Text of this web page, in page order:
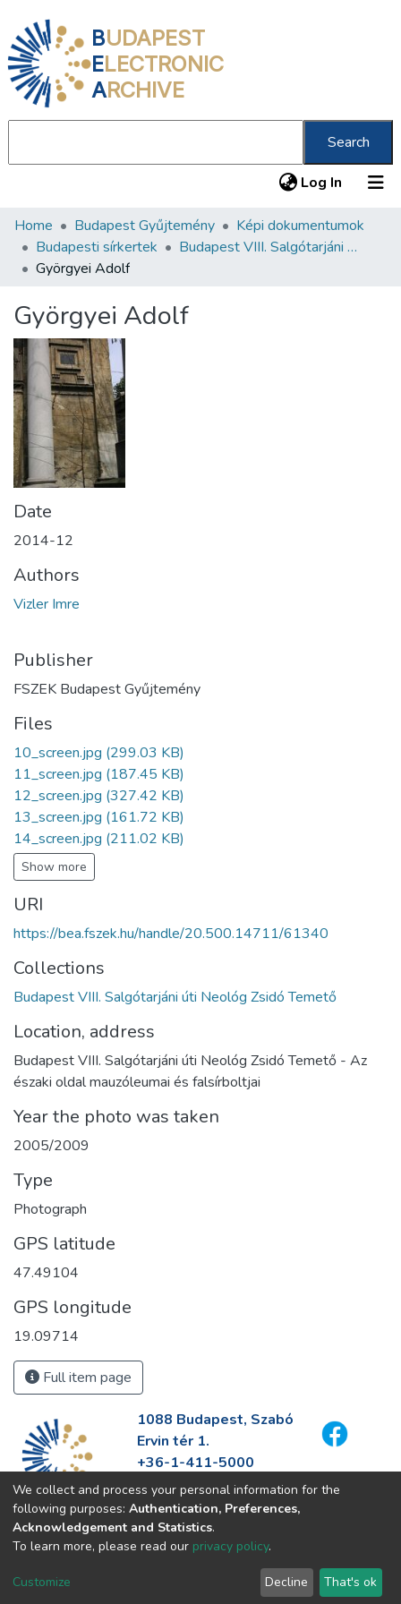
BUDAPEST
ELECTRONIC
ARCHIVE
Search
Log In (current)
Communities & Collections
All of DSpace
About us
Home Budapest Gyűjtemény
Képi dokumentumok
Budapesti sírkertek
Budapest VIII. Salgótarjáni úti Neológ Zsidó Temető
Györgyei Adolf
Györgyei Adolf
Date
2014-12
Authors
Vizler Imre
Publisher
FSZEK Budapest Gyűjtemény
Files
10_screen.jpg (299.03 KB)
11_screen.jpg (187.45 KB)
12_screen.jpg (327.42 KB)
13_screen.jpg (161.72 KB)
14_screen.jpg (211.02 KB)
Show more
URI
https://bea.fszek.hu/handle/20.500.14711/61340
Collections
Budapest VIII. Salgótarjáni úti Neológ Zsidó Temető
Location, address
Budapest VIII. Salgótarjáni úti Neológ Zsidó Temető - Az
északi oldal mauzóleumai és falsírboltjai
Year the photo was taken
2005/2009
Type
Photograph
GPS latitude
47.49104
GPS longitude
19.09714
Full item page
1088 Budapest, Szabó
Ervin tér 1.
+36-1-411-5000
info@fszek.hu
https://fszek.hu
We collect and process your personal information for the
following purposes: Authentication, Preferences,
Acknowledgement and Statistics.
To learn more, please read our privacy policy.
Customize Decline That's ok